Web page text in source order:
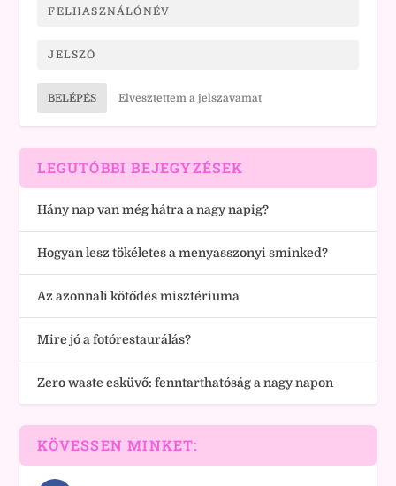
BELÉPÉS Elvesztettem a jelszavamat
LEGUTÓBBI BEJEGYZÉSEK
Hány nap van még hátra a nagy napig?
Hogyan lesz tökéletes a menyasszonyi sminked?
Az azonnali kötődés misztériuma
Mire jó a fotórestaurálás?
Zero waste esküvő: fenntarthatóság a nagy napon
KÖVESSEN MINKET: